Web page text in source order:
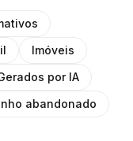
Imóveis
por IA
abandonado